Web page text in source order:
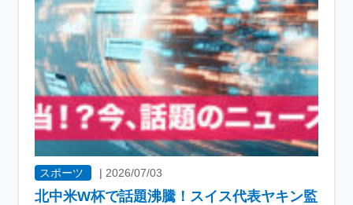
スポーツ | 2026/07/03
北中米W杯で話題沸騰！スイス代表ヤキン監